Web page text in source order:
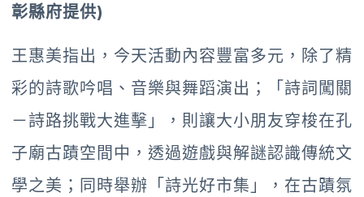
彰縣府提供)
王惠美指出，今天活動內容豐富多元，除了精
彩的詩歌吟唱、音樂與舞蹈演出；「詩詞闖關
－詩路挑戰大進擊」，則讓大小朋友穿梭在孔
子廟古蹟空間中，透過遊戲與解謎認識傳統文
學之美；同時舉辦「詩光好市集」，在古蹟氛